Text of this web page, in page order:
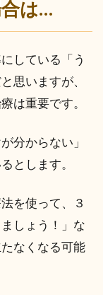
は…
している「う
思いますが、
は重要です。
分からない」
とします。
を使って、３
しょう！」な
なくなる可能